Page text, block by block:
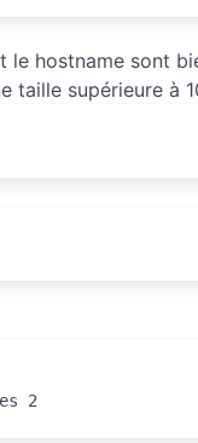
le hostname sont
taille supérieure à
2